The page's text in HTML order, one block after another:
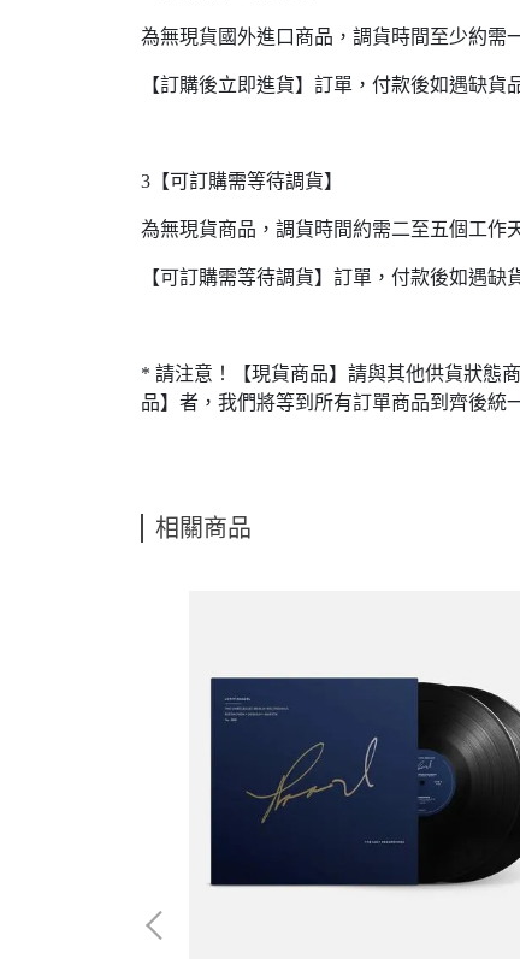
為無現貨國外進口商品，調貨時間至少約需
【訂購後立即進貨】訂單，付款後如遇缺貨
3【可訂購需等待調貨】
為無現貨商品，調貨時間約需二至五個工作
【可訂購需等待調貨】訂單，付款後如遇缺
* 請注意！【現貨商品】請與其他供貨狀態
品】者，我們將等到所有訂單商品到齊後統
相關商品